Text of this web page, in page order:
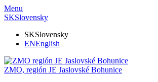
Menu
SKSlovensky
SKSlovensky
ENEnglish
ZMO, región JE Jaslovské Bohunice